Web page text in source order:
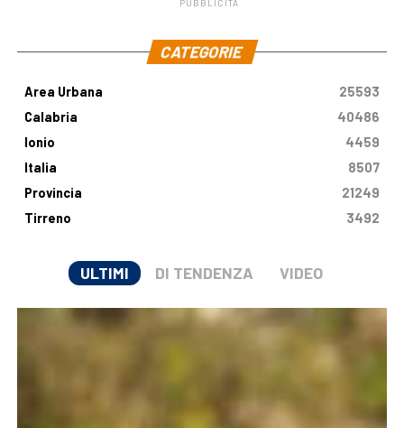
PUBBLICITÀ
CATEGORIE
Area Urbana
25593
Calabria
40486
Ionio
4459
Italia
8507
Provincia
21249
Tirreno
3492
ULTIMI DI TENDENZA VIDEO